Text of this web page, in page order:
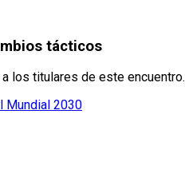
tácticos
los titulares de este encuentro.
Mundial 2030